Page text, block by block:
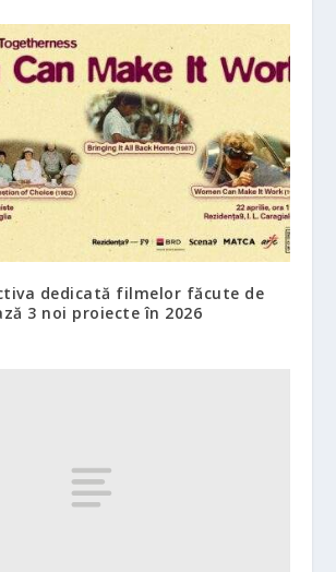
dedicată filmelor făcute de
3 noi proiecte în 2026